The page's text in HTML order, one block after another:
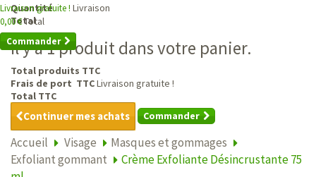
Livraison gratuite ! Livraison
0,00 €Total
Commander
Quantité
Total
Il y a 1 produit dans votre panier.
Total produits TTC
Frais de port TTCLivraison gratuite !
Total TTC
Continuer mes achats Commander
Accueil Visage
Masques et gommages
Exfoliant gommant
Crème Exfoliante Désincrustante 75